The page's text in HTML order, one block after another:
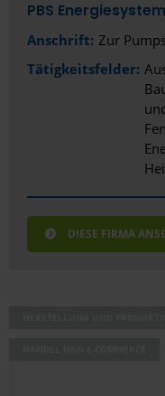
PBS
Anschrift: Zur
Tätigkeitsfelder:
DIESE FIRMA